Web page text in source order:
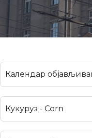
Календар
Кукуруз - Corn